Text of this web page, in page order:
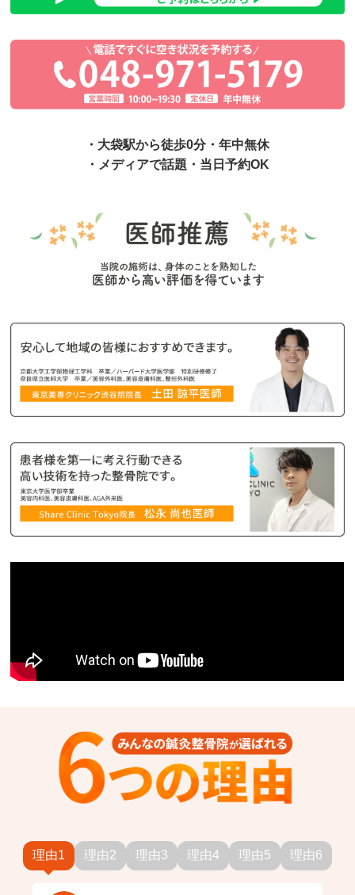
・大袋駅から徒歩0分・年中無休
・メディアで話題・当日予約OK
理由1 理由2 理由3 理由4 理由5 理由6